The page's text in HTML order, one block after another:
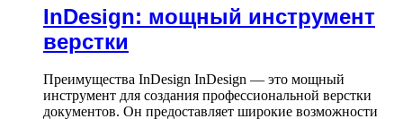
InDesign: мощный инструмент
верстки
Преимущества InDesign InDesign — это мощный
инструмент для создания профессиональной верстки
документов. Он предоставляет широкие возможности